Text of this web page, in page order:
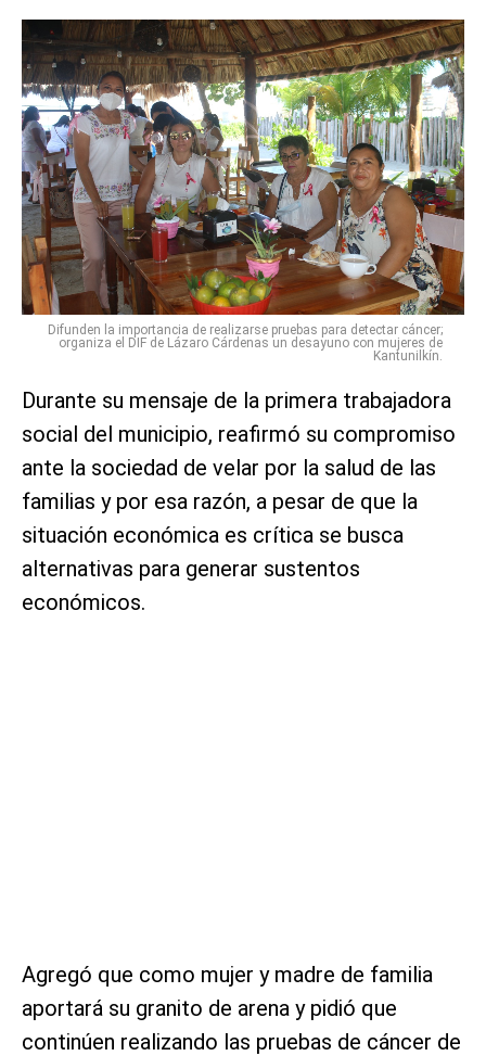
Difunden la importancia de realizarse pruebas para detectar cáncer;
organiza el DIF de Lázaro Cárdenas un desayuno con mujeres de
Kantunilkín.
Durante su mensaje de la primera trabajadora
social del municipio, reafirmó su compromiso
ante la sociedad de velar por la salud de las
familias y por esa razón, a pesar de que la
situación económica es crítica se busca
alternativas para generar sustentos
económicos.
Agregó que como mujer y madre de familia
aportará su granito de arena y pidió que
continúen realizando las pruebas de cáncer de